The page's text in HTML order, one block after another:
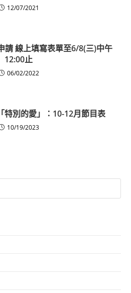
12/07/2021
請 線上填寫表單至6/8(三)中午
12:00止
06/02/2022
特別的愛」：10-12月節目表
10/19/2023